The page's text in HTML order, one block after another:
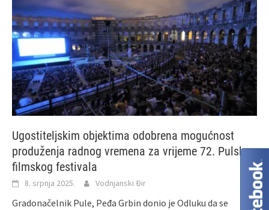
Ugostiteljskim objektima odobrena mogućnost
produženja radnog vremena za vrijeme 72. Pulskog
filmskog festivala
8. srpnja 2025. Vodnjanski Đir
Gradonačelnik Pule, Peđa Grbin donio je Odluku da se